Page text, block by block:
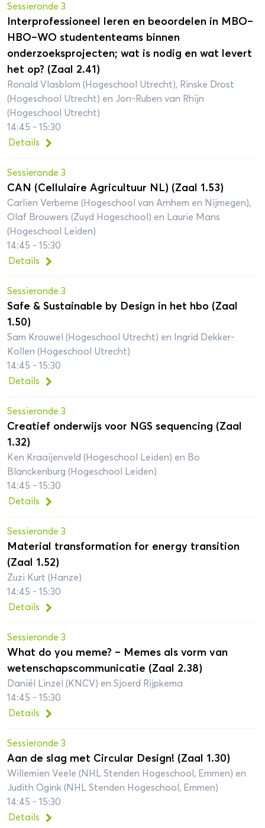
Sessieronde 3
Interprofessioneel leren en beoordelen in MBO–
HBO–WO studententeams binnen
onderzoeksprojecten; wat is nodig en wat levert
het op? (Zaal 2.41)
Ronald Vlasblom (Hogeschool Utrecht), Rinske Drost
(Hogeschool Utrecht) en Jon-Ruben van Rhijn
(Hogeschool Utrecht)
14:45 - 15:30
Details
Sessieronde 3
CAN (Cellulaire Agricultuur NL) (Zaal 1.53)
Carlien Verberne (Hogeschool van Arnhem en Nijmegen),
Olaf Brouwers (Zuyd Hogeschool) en Laurie Mans
(Hogeschool Leiden)
14:45 - 15:30
Details
Sessieronde 3
Safe & Sustainable by Design in het hbo (Zaal
1.50)
Sam Krouwel (Hogeschool Utrecht) en Ingrid Dekker-
Kollen (Hogeschool Utrecht)
14:45 - 15:30
Details
Sessieronde 3
Creatief onderwijs voor NGS sequencing (Zaal
1.32)
Ken Kraaijenveld (Hogeschool Leiden) en Bo
Blanckenburg (Hogeschool Leiden)
14:45 - 15:30
Details
Sessieronde 3
Material transformation for energy transition
(Zaal 1.52)
Zuzi Kurt (Hanze)
14:45 - 15:30
Details
Sessieronde 3
What do you meme? – Memes als vorm van
wetenschapscommunicatie (Zaal 2.38)
Daniël Linzel (KNCV) en Sjoerd Rijpkema
14:45 - 15:30
Details
Sessieronde 3
Aan de slag met Circular Design! (Zaal 1.30)
Willemien Veele (NHL Stenden Hogeschool, Emmen) en
Judith Ogink (NHL Stenden Hogeschool, Emmen)
14:45 - 15:30
Details